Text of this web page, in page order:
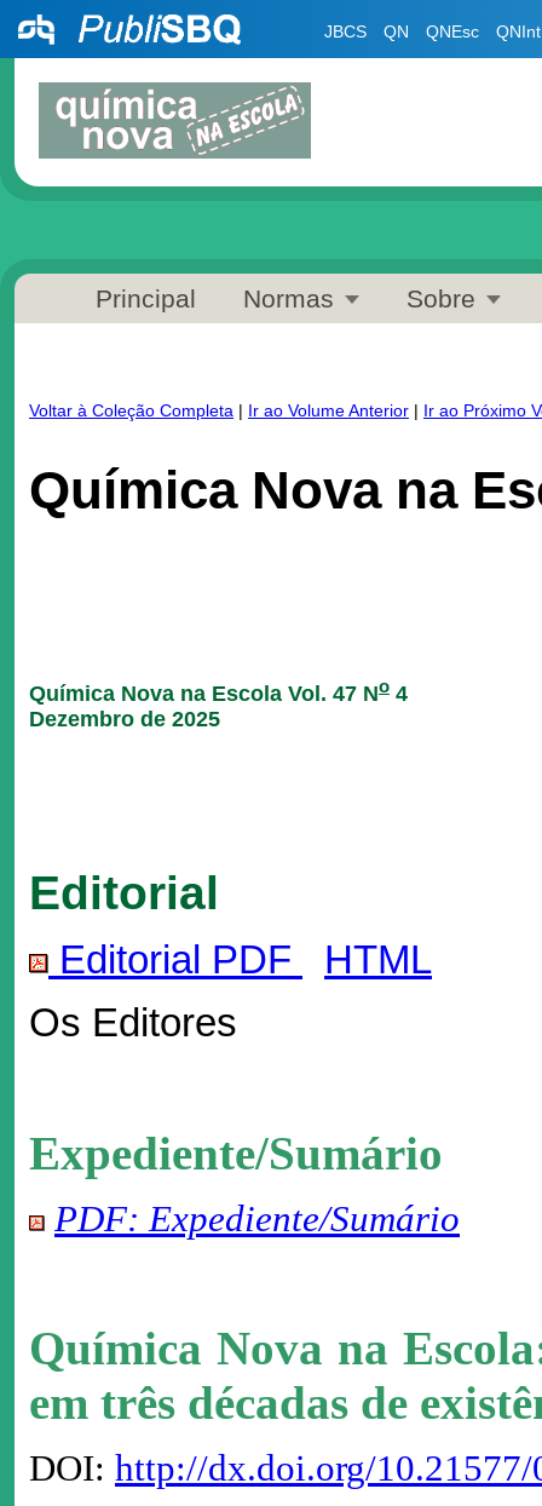
JBCS QN QNEsc QNInt
Principal Normas Sobre
Voltar à Coleção Completa | Ir ao Volume Anterior | Ir ao Próximo
Química Nova na
Química Nova na Escola Vol. 47 No 4
Dezembro de 2025
Editorial
Editorial PDF
HTML
Os Editores
Expediente/Sumário
PDF: Expediente/Sumário
Química Nova na
em três décadas de
DOI: http://dx.doi.org/